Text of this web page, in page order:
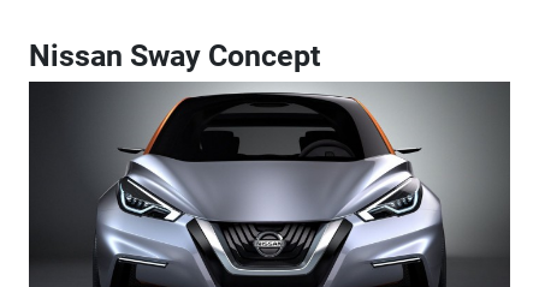
Nissan Sway Concept